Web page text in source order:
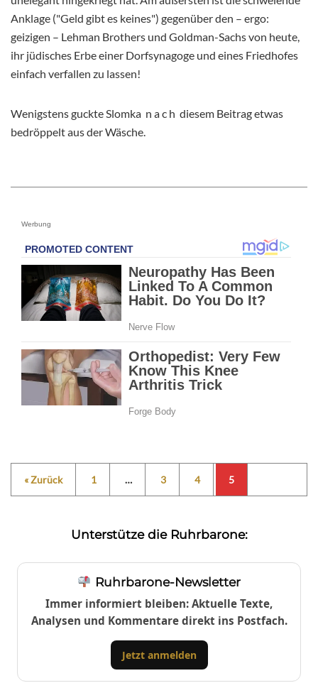
Anklage ("Geld gibt es keines") gegenüber den – ergo:
geizigen – Lehman Brothers und Goldman-Sachs von heute,
ihr jüdisches Erbe einer Dorfsynagoge und eines Friedhofes
einfach verfallen zu lassen!
Wenigstens guckte Slomka n a c h diesem Beitrag etwas
bedröppelt aus der Wäsche.
Werbung
« Zurück 1 … 3 4 5
Unterstütze die Ruhrbarone:
Ruhrbarone-Newsletter
Immer informiert bleiben: Aktuelle Texte,
Analysen und Kommentare direkt ins Postfach.
Jetzt anmelden